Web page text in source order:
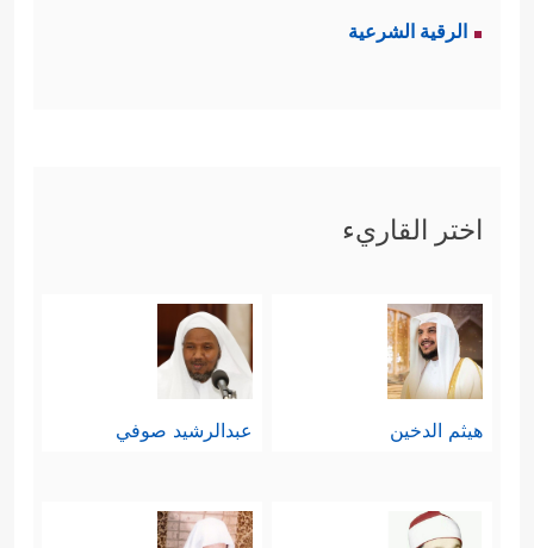
الرقية الشرعية
اختر القاريء
هيثم الدخين عبدالرشيد صوفي